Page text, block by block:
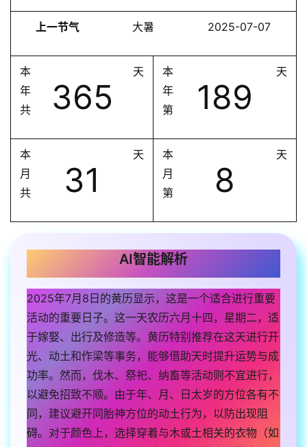
上一节气 大暑 2025-07-07
本
年
共
365
天
本
年
第
189
天
本
月
共
31
天
本
月
第
8
天
AI智能解析
2025年7月8日的黄历显示，这是一个适合进行重要
活动的重要日子。这一天农历六月十四，星期二，适
于嫁娶、出行及修造等。黄历特别推荐在这天进行开
光、动土和作梁等事务，能够借助天时提升运势与成
功率。然而，伐木、祭祀、纳畜等活动则不宜进行，
以避免招致不顺。由于年、月、日太岁的方位各有不
同，建议避开同胎神方位的动土行为，以防出现阻
碍。对于颜色上，选择穿着与木或土相关的衣物（如